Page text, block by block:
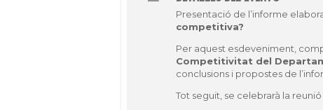
Presentació de l’informe
competitiva?
Per aquest esdeveniment,
Competitivitat del
conclusions i propostes de
Tot seguit, se celebrarà la